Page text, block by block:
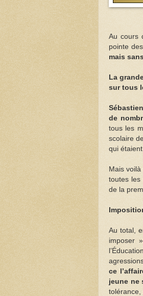
Au cours
pointe
mais
La
sur tous
de
tous les
scolaire
qui
Mais
toutes les
de la
Au total,
imposer
ce
jeune ne
tolérance,